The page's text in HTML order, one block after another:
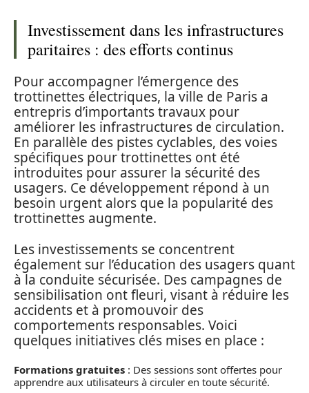
Investissement dans les infrastructures
paritaires : des efforts continus
Pour accompagner l’émergence des
trottinettes électriques, la ville de Paris a
entrepris d’importants travaux pour
améliorer les infrastructures de circulation.
En parallèle des pistes cyclables, des voies
spécifiques pour trottinettes ont été
introduites pour assurer la sécurité des
usagers. Ce développement répond à un
besoin urgent alors que la popularité des
trottinettes augmente.
Les investissements se concentrent
également sur l’éducation des usagers quant
à la conduite sécurisée. Des campagnes de
sensibilisation ont fleuri, visant à réduire les
accidents et à promouvoir des
comportements responsables. Voici
quelques initiatives clés mises en place :
Formations gratuites : Des sessions sont offertes pour
apprendre aux utilisateurs à circuler en toute sécurité.